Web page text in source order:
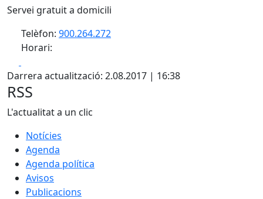
Servei gratuit a domicili
Telèfon: 900.264.272
Horari:
Darrera actualització: 2.08.2017 | 16:38
RSS
L'actualitat a un clic
Notícies
Agenda
Agenda política
Avisos
Publicacions